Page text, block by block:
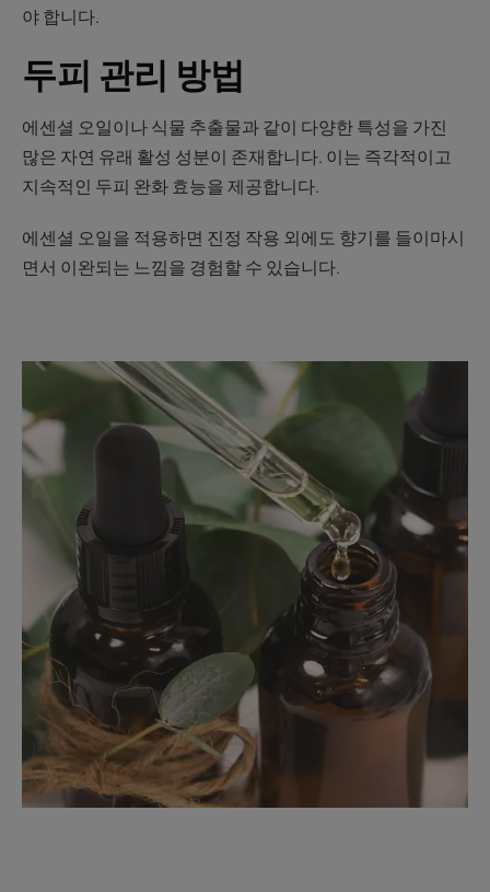
야 합니다.
두피 관리 방법
에센셜 오일이나 식물 추출물과 같이 다양한 특성을 가진
많은 자연 유래 활성 성분이 존재합니다. 이는 즉각적이고
지속적인 두피 완화 효능을 제공합니다.
에센셜 오일을 적용하면 진정 작용 외에도 향기를 들이마시
면서 이완되는 느낌을 경험할 수 있습니다.